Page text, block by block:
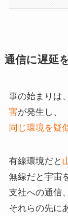
通信に遅延
事の始まりは、
害が発生し、
同じ環境を疑
有線環境だと
無線だと宇宙
支社への通信、
それらの先に